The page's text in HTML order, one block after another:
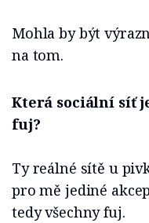
Mohla by být
na tom.
Která sociální síť
fuj?
Ty reálné sítě u
pro mě jediné
tedy všechny fuj.